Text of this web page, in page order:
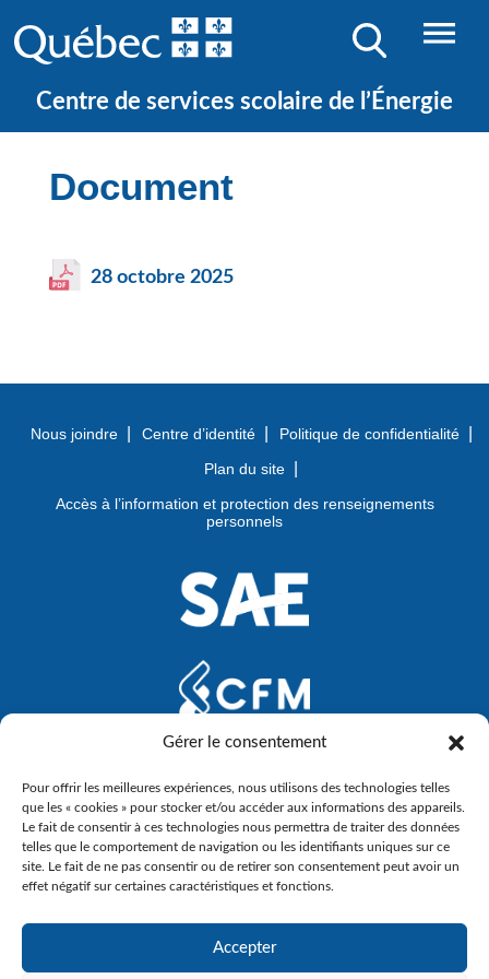
Gérer le consentement
Pour offrir les meilleures expériences, nous utilisons des technologies telles
que les « cookies » pour stocker et/ou accéder aux informations des appareils.
Le fait de consentir à ces technologies nous permettra de traiter des données
telles que le comportement de navigation ou les identifiants uniques sur ce
site. Le fait de ne pas consentir ou de retirer son consentement peut avoir un
effet négatif sur certaines caractéristiques et fonctions.
Accepter
Centre de services scolaire de l’Énergie
NOS ÉCOLES
JE CHERCHE UNE ÉCOLE
Document
28 octobre 2025
Nous joindre Centre d’identité
Politique de confidentialité
Plan du site
Accès à l’information et protection des renseignements
personnels